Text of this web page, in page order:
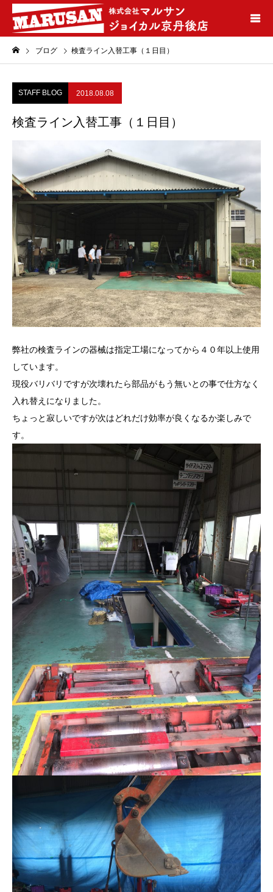
ブログ 検査ライン入替工事（１日目）
STAFF BLOG 2018.08.08
検査ライン入替工事（１日目）
弊社の検査ラインの器械は指定工場になってから４０年以上使用
しています。
現役バリバリですが次壊れたら部品がもう無いとの事で仕方なく
入れ替えになりました。
ちょっと寂しいですが次はどれだけ効率が良くなるか楽しみで
す。